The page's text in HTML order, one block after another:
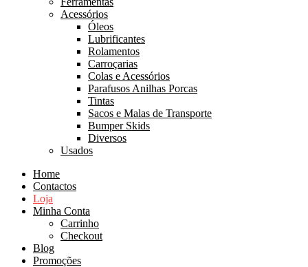
Acessórios
Óleos
Lubrificantes
Rolamentos
Carroçarias
Colas e Acessórios
Parafusos Anilhas Porcas
Tintas
Sacos e Malas de Transporte
Bumper Skids
Diversos
Usados
Home
Contactos
Loja
Minha Conta
Carrinho
Checkout
Blog
Promoções